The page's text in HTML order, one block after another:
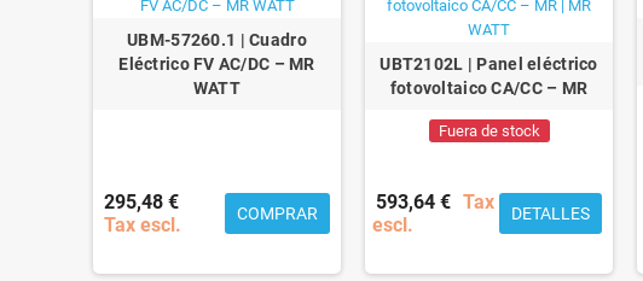
UBM-57260.1 | Cuadro
Eléctrico FV AC/DC – MR
WATT
295,48 €
Tax escl.
COMPRAR
UBT2102L | Panel eléctrico
fotovoltaico CA/CC – MR
Fuera de stock
593,64 € Tax
escl.
DETALLES